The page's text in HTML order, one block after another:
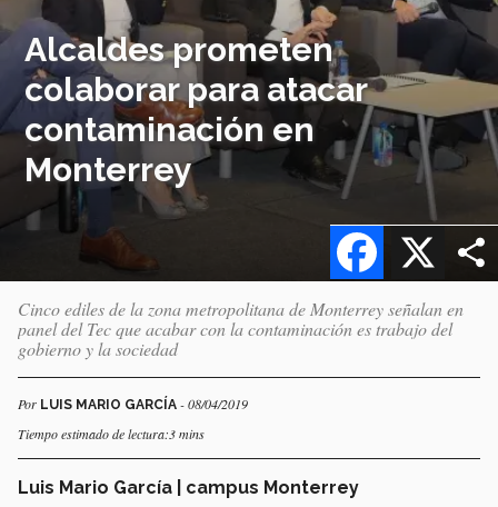
Alcaldes prometen
colaborar para atacar
contaminación en
Monterrey
X
Facebook
Cinco ediles de la zona metropolitana de Monterrey señalan en
panel del Tec que acabar con la contaminación es trabajo del
gobierno y la sociedad
Por LUIS MARIO GARCÍA - 08/04/2019
Tiempo estimado de lectura:3 mins
Luis Mario García | campus Monterrey